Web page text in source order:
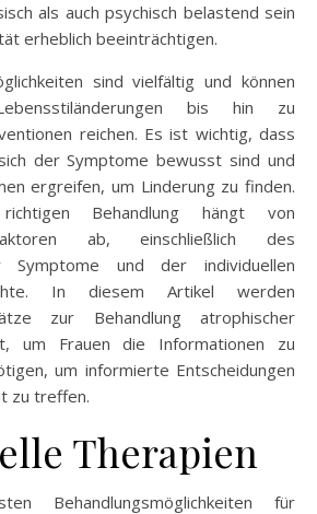
als auch psychisch belastend sein
erheblich beeinträchtigen.
sind vielfältig und können
bis hin zu
reichen. Es ist wichtig, dass
der Symptome bewusst sind und
ergreifen, um Linderung zu finden.
Behandlung hängt von
ab, einschließlich des
Symptome und der individuellen
In diesem Artikel werden
zur Behandlung atrophischer
um Frauen die Informationen zu
um informierte Entscheidungen
zu treffen.
Therapien
Behandlungsmöglichkeiten für